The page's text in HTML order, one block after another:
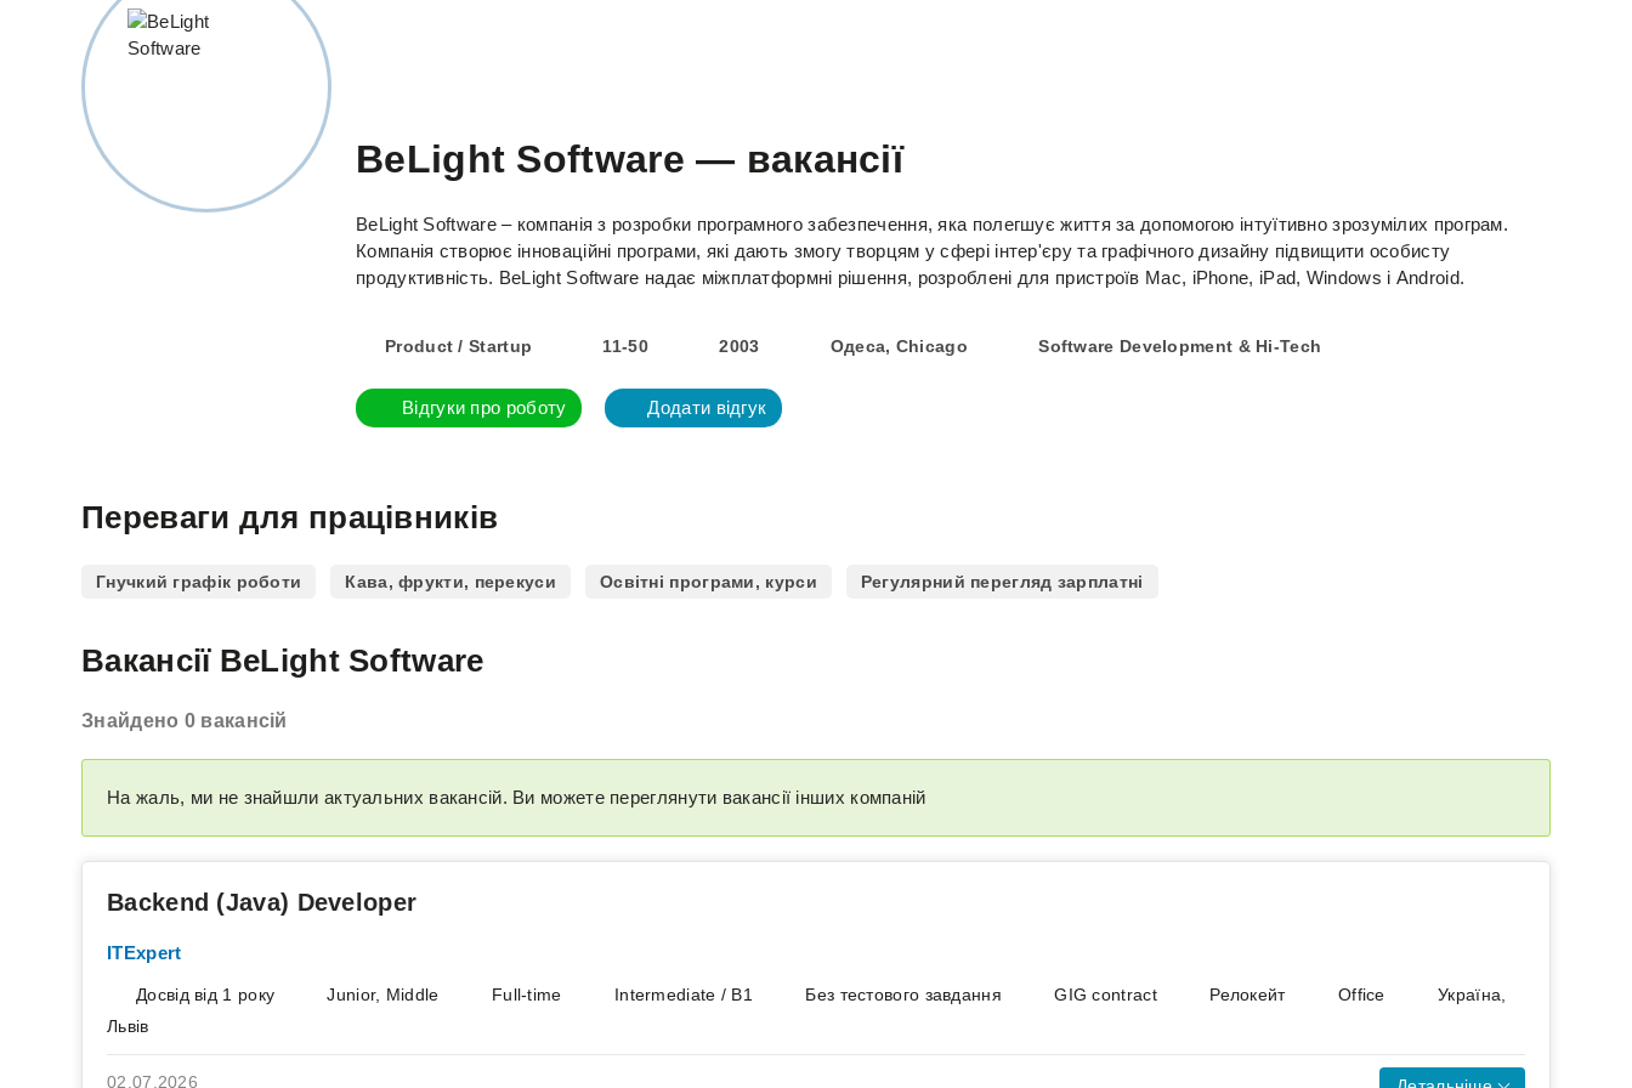
BeLight Software — вакансії
BeLight Software – компанія з розробки програмного забезпечення, яка полегшує життя за допомогою інтуїтивно зрозумілих програм.
Компанія створює інноваційні програми, які дають змогу творцям у сфері інтер'єру та графічного дизайну підвищити особисту
продуктивність. BeLight Software надає міжплатформні рішення, розроблені для пристроїв Mac, iPhone, iPad, Windows і Android.
Product / Startup 11-50 2003 Одеса, Chicago Software Development & Hi-Tech
Відгуки про роботу Додати відгук
Переваги для працівників
Гнучкий графік роботи Кава, фрукти, перекуси Освітні програми, курси Регулярний перегляд зарплатні
Вакансії BeLight Software
Знайдено 0 вакансій
На жаль, ми не знайшли актуальних вакансій. Ви можете переглянути вакансії інших компаній
Backend (Java) Developer
ITExpert
Досвід від 1 року Junior, Middle Full-time Intermediate / B1 Без тестового завдання GIG contract Релокейт Office
Україна,
Львів
02.07.2026